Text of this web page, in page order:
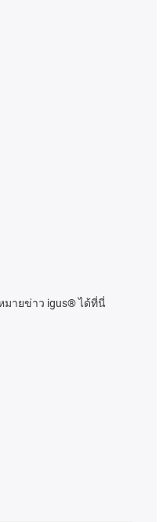
มายข่าว igus® ได้ที่นี่